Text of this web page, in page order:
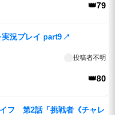
👑79
況プレイ part9 ↗
投稿者不明
👑80
フ 第2話「挑戦者《チャレ